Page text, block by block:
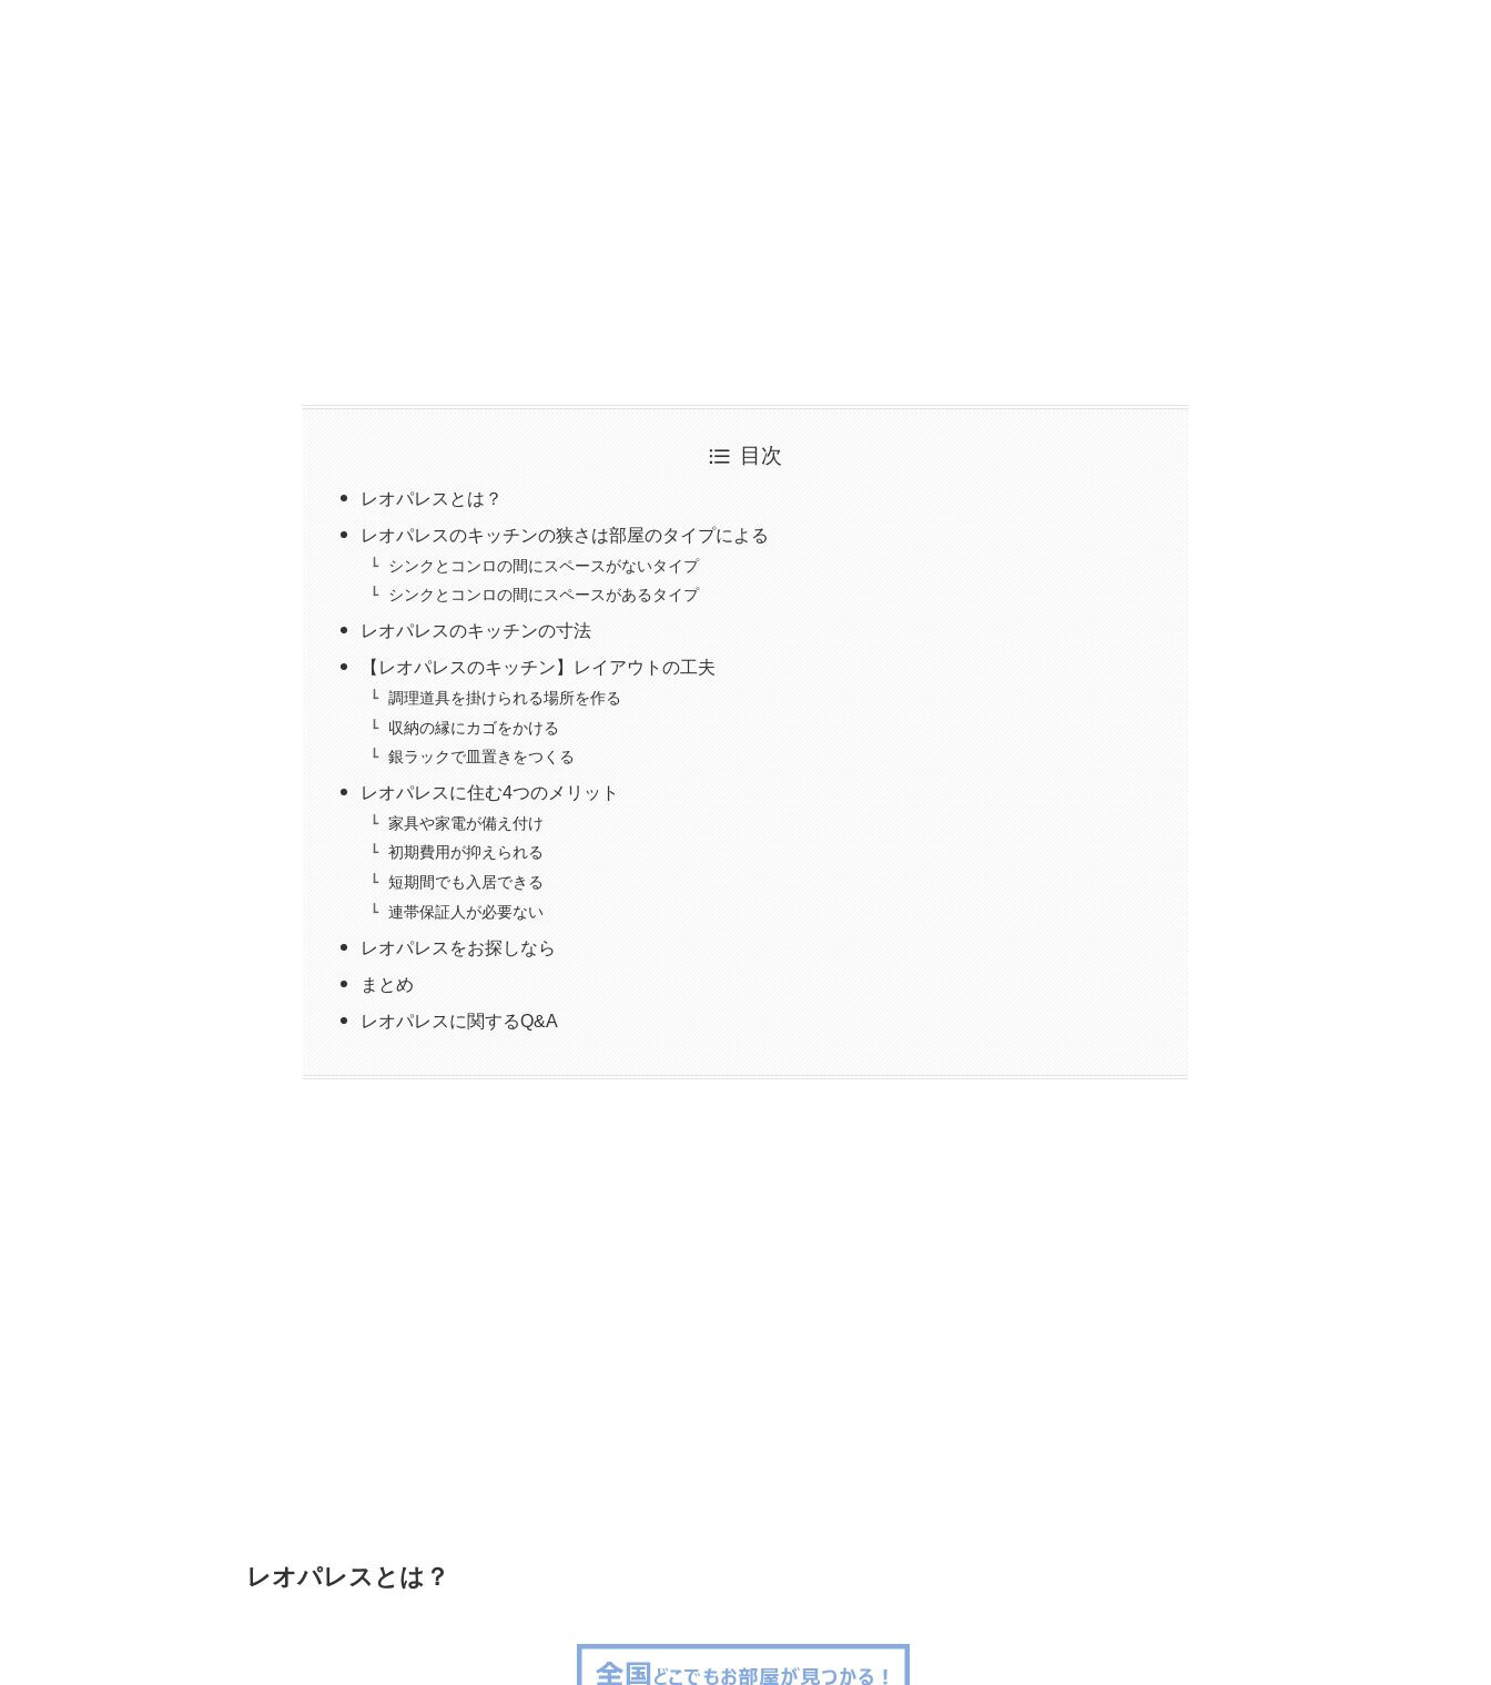
目次
レオパレスとは？
レオパレスのキッチンの狭さは部屋のタイプによる
シンクとコンロの間にスペースがないタイプ
シンクとコンロの間にスペースがあるタイプ
レオパレスのキッチンの寸法
【レオパレスのキッチン】レイアウトの工夫
調理道具を掛けられる場所を作る
収納の縁にカゴをかける
銀ラックで皿置きをつくる
レオパレスに住む4つのメリット
家具や家電が備え付け
初期費用が抑えられる
短期間でも入居できる
連帯保証人が必要ない
レオパレスをお探しなら
まとめ
レオパレスに関するQ&A
レオパレスとは？